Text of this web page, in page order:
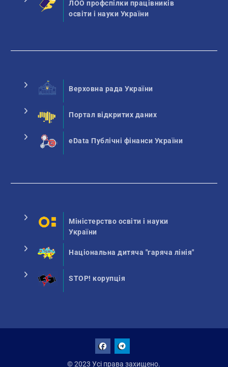
ЛОО профспілки працівників
освіти і науки України
Верховна рада України
Портал відкритих даних
eData Публічні фінанси України
Міністерство освіти і науки
України
Національна дитяча "гаряча лінія"
STOP! корупція
© 2023 Усі права захищено.